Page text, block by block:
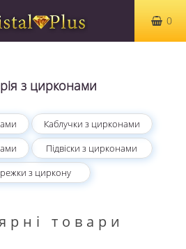
0
з цирконами
Каблучки з цирконами
Підвіски з цирконами
з циркону
товари